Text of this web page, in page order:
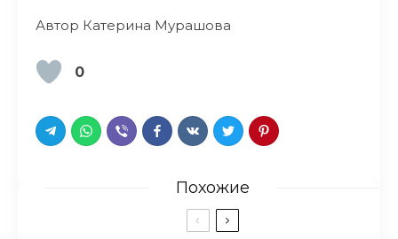
Автор Катерина Мурашова
0
Похожие